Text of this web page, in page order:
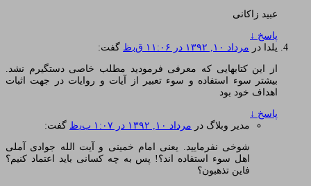
عبید زاکانی
پاسخ ↓
یلدا در مرداد ۱۰, ۱۳۹۲ در ۱۱:۰۶ ق٫ظ گفت:
از این کتابهایی که معرفی فرمودید مطلب خاصی دستگیرم نشد.
بیشتر سوء استفاده و سوء تعبیر از آیات و روایات در جهت اثبات
اهداف خود بود
پاسخ ↓
مدیر وبلاگ در مرداد ۱۰, ۱۳۹۲ در ۱:۰۷ ب٫ظ گفت:
شوخی نفرمایید. یعنی امام خمینی و آیت الله جوادی آملی
اهل سوء استفاده اند؟! پس به چه کسانی باید اعتماد کنیم؟
فاین تذهبون؟